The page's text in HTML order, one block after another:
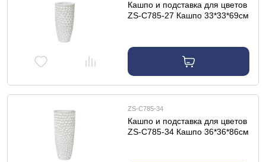
Кашпо и подставка для цветов
ZS-C785-27 Кашпо 33*33*69см
ZS-C785-34
Кашпо и подставка для цветов
ZS-C785-34 Кашпо 36*36*86см